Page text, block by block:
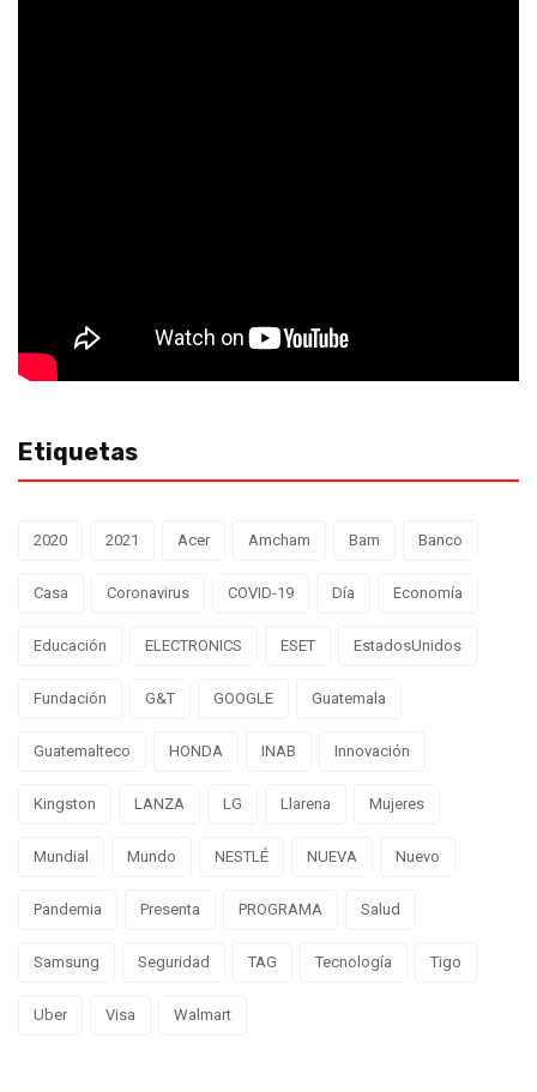
Etiquetas
2020 2021 Acer Amcham Bam Banco
Casa Coronavirus COVID-19 Día Economía
Educación ELECTRONICS ESET EstadosUnidos
Fundación G&T GOOGLE Guatemala
Guatemalteco HONDA INAB Innovación
Kingston LANZA LG Llarena Mujeres
Mundial Mundo NESTLÉ NUEVA Nuevo
Pandemia Presenta PROGRAMA Salud
Samsung Seguridad TAG Tecnología Tigo
Uber Visa Walmart